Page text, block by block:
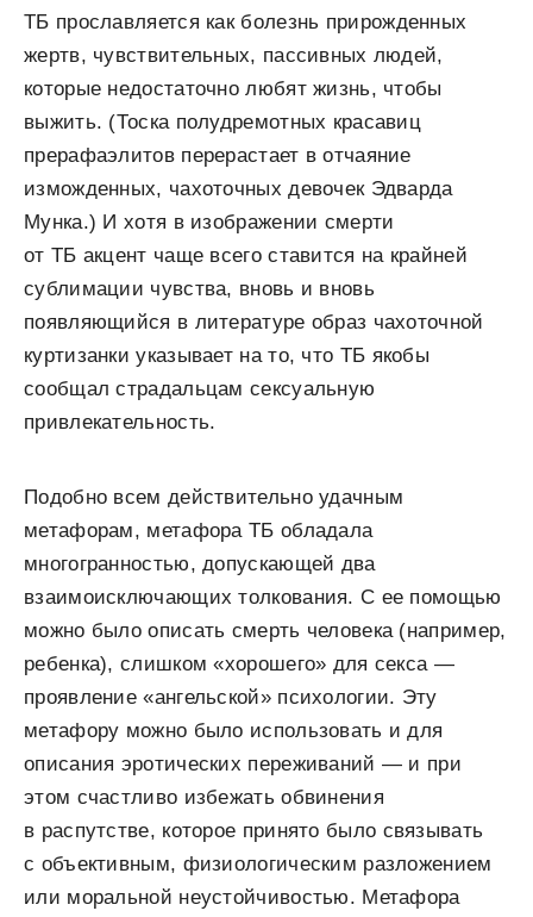
ТБ прославляется как болезнь прирожденных
жертв, чувствительных, пассивных людей,
которые недостаточно любят жизнь, чтобы
выжить. (Тоска полу­дремотных красавиц
прерафаэлитов перерастает в отчая­ние
изможденных, чахоточных девочек Эдварда
Мунка.) И хотя в изображении смерти
от ТБ акцент чаще всего ставится на крайней
сублимации чувства, вновь и вновь
появляющийся в литературе образ чахоточной
куртизан­ки указывает на то, что ТБ якобы
сообщал страдальцам сексуальную
привлекательность.
Подобно всем действительно удачным
метафорам, метафора ТБ обладала
многогранностью, допускающей два
взаимоисключающих толкования. С ее помощью
можно было описать смерть человека (например,
ребенка), слишком «хорошего» для секса —
проявление «ангель­ской» психологии. Эту
метафору можно было использовать и для
описания эротических переживаний — и при
этом счастливо избежать обвинения
в распутстве, которое принято было связывать
с объективным, физиологическим разложением
или моральной неустойчивостью. Метафора